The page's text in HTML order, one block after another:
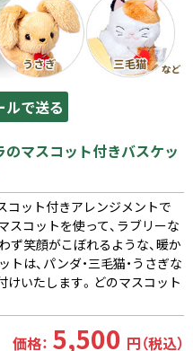
ルで送る
のマスコット付きバスケッ
コット付きアレンジメントで
スコットを使って、ラブリーな
ず笑顔がこぼれるような、暖か
は、パンダ・三毛猫・うさぎな
いたします。どのマスコット
価格： 5,500 円（税込）